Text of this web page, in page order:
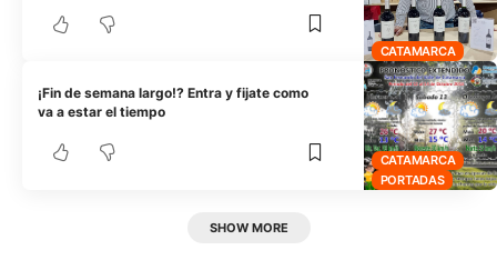
CATAMARCA
CATAMARCA
PORTADAS
¡Fin de semana largo!? Entra y fijate como
va a estar el tiempo
SHOW MORE